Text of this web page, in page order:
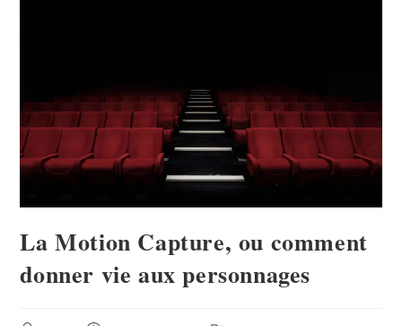
La Motion Capture, ou comment
donner vie aux personnages